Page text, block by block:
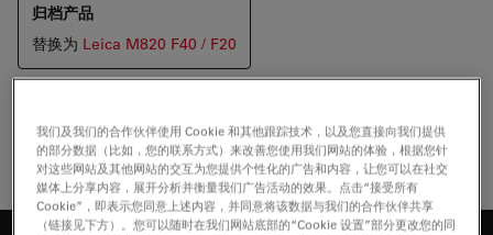
归档产品
替换为 Leica M820 F40 / F20
我们及我们的合作伙伴使用 Cookie 和其他跟踪技术，以及您直接向我们提供
的部分数据（比如，您的联系方式）来改善您使用我们网站的体验，根据您针
对这些网站及其他网站的交互为您提供个性化的广告和内容，让您可以在社交
媒体上分享内容，展开分析并衡量我们广告活动的效果。点击“接受所有
Cookie”，即表示您同意上述内容，并同意将该数据与我们的合作伙伴共享
（链接见下方）。您可以随时在我们网站底部的“Cookie 设置”部分更改您的同